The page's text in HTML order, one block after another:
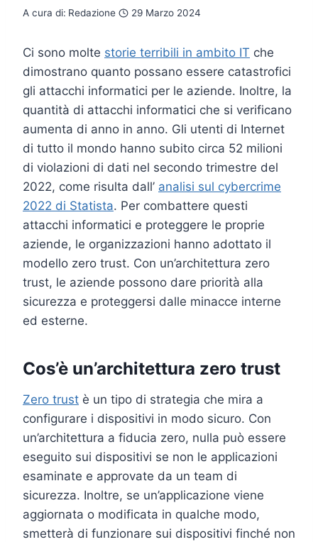
A cura di: Redazione 29 Marzo 2024
Ci sono molte storie terribili in ambito IT che
dimostrano quanto possano essere catastrofici
gli attacchi informatici per le aziende. Inoltre, la
quantità di attacchi informatici che si verificano
aumenta di anno in anno. Gli utenti di Internet
di tutto il mondo hanno subito circa 52 milioni
di violazioni di dati nel secondo trimestre del
2022, come risulta dall’ analisi sul cybercrime
2022 di Statista. Per combattere questi
attacchi informatici e proteggere le proprie
aziende, le organizzazioni hanno adottato il
modello zero trust. Con un’architettura zero
trust, le aziende possono dare priorità alla
sicurezza e proteggersi dalle minacce interne
ed esterne.
Cos’è un’architettura zero trust
Zero trust è un tipo di strategia che mira a
configurare i dispositivi in modo sicuro. Con
un’architettura a fiducia zero, nulla può essere
eseguito sui dispositivi se non le applicazioni
esaminate e approvate da un team di
sicurezza. Inoltre, se un’applicazione viene
aggiornata o modificata in qualche modo,
smetterà di funzionare sui dispositivi finché non